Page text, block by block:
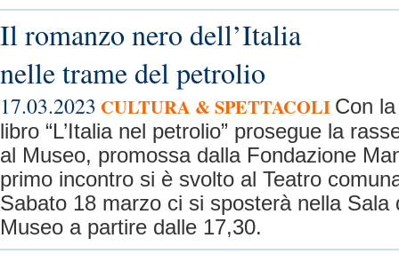
Il romanzo nero dell’Italia
nelle trame del petrolio
17.03.2023 CULTURA & SPETTACOLI Con
libro “L’Italia nel petrolio” prosegue la
al Museo, promossa dalla Fondazione
primo incontro si è svolto al Teatro
Sabato 18 marzo ci si sposterà nella Sala
Museo a partire dalle 17,30.